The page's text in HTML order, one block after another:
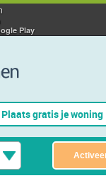
Play
Plaats gratis je woning